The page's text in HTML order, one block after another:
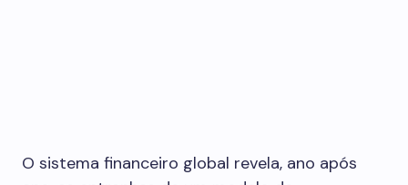
O sistema financeiro global revela, ano após